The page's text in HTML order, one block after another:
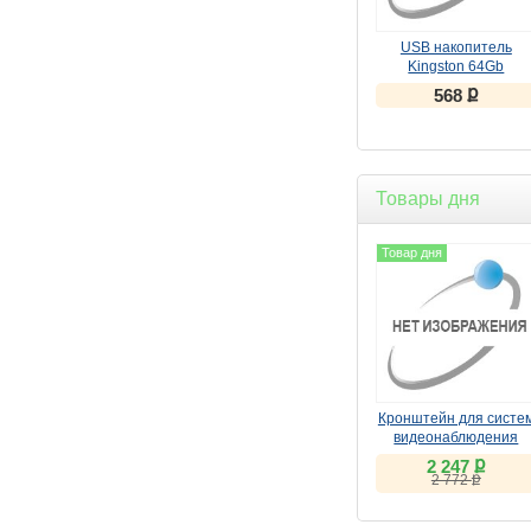
USB накопитель
Kingston 64Gb
DataTraveler 70 Type-
DT70/64GB USB3.2
568 ք
Товары дня
Товар дня
Кронштейн для
видеонаблюдения
Dahua DH-PFA151
2 247 ք
2 772ք